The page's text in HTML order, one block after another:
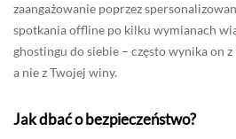
zaangażowanie poprzez
spotkania offline po kilku wymianach
ghostingu do siebie – często wynika on
a nie z Twojej winy.
Jak dbać o bezpieczeństwo?